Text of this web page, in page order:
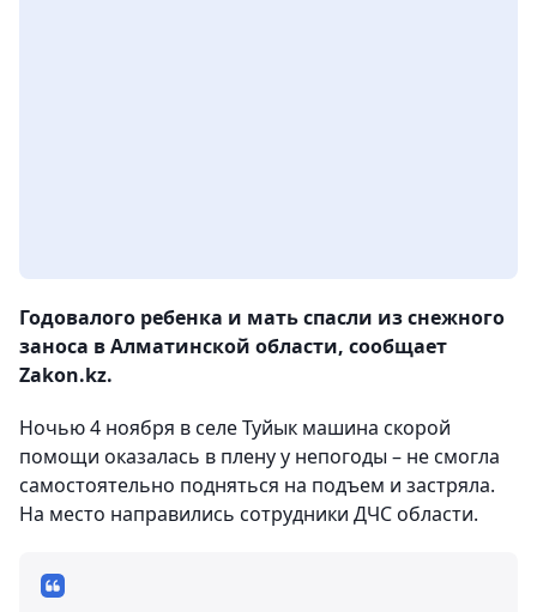
Годовалого ребенка и мать спасли из снежного
заноса в Алматинской области, сообщает
Zakon.kz.
Ночью 4 ноября в селе Туйык машина скорой
помощи оказалась в плену у непогоды – не смогла
самостоятельно подняться на подъем и застряла.
На место направились сотрудники ДЧС области.